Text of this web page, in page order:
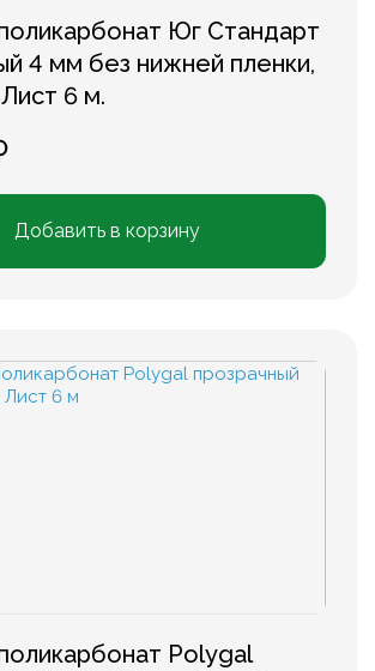
Юг Стандарт
4 мм без нижней пленки,
Лист 6 м.
Добавить в корзину
Polygal